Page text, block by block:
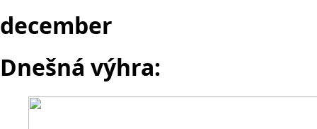
december
Dnešná výhra: